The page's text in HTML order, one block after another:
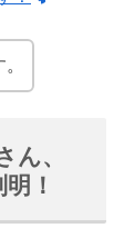
ん、
！